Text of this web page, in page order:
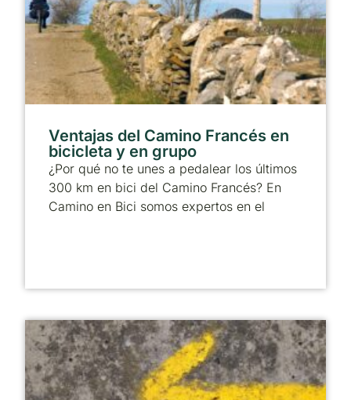
Ventajas del Camino Francés en
bicicleta y en grupo
¿Por qué no te unes a pedalear los últimos
300 km en bici del Camino Francés? En
Camino en Bici somos expertos en el